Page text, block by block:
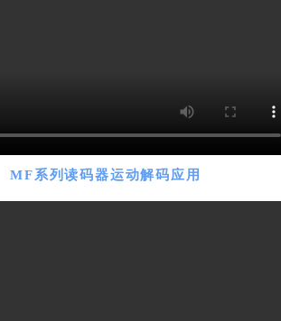
MF系列读码器运动解码应用